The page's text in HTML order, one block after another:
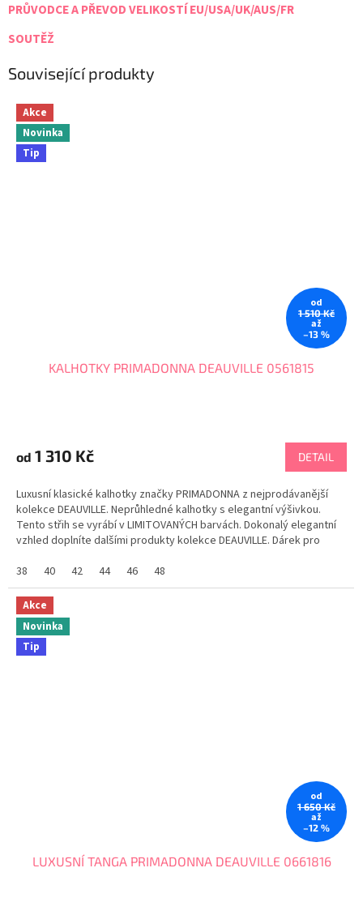
PRŮVODCE A PŘEVOD VELIKOSTÍ EU/USA/UK/AUS/FR
SOUTĚŽ
Související produkty
Akce
Novinka
Tip
od
1 510 Kč
až
–13 %
KALHOTKY PRIMADONNA DEAUVILLE 0561815
od 1 310 Kč DETAIL
Luxusní klasické kalhotky značky PRIMADONNA z nejprodávanější
kolekce DEAUVILLE. Neprůhledné kalhotky s elegantní výšivkou.
Tento střih se vyrábí v LIMITOVANÝCH barvách. Dokonalý elegantní
vzhled doplníte dalšími produkty kolekce DEAUVILLE. Dárek pro
38
40 42 44 46 48
Akce
Novinka
Tip
od
1 650 Kč
až
–12 %
LUXUSNÍ TANGA PRIMADONNA DEAUVILLE 0661816